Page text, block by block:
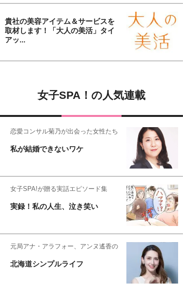
貴社の美容アイテム＆サービスを
取材します！「大人の美活」タイ
アッ...
女子SPA！の人気連載
恋愛コンサル菊乃が出会った女性たち
私が結婚できないワケ
女子SPA!が贈る実話エピソード集
実録！私の人生、泣き笑い
元局アナ・アラフォー、アンヌ遙香の
北海道シンプルライフ